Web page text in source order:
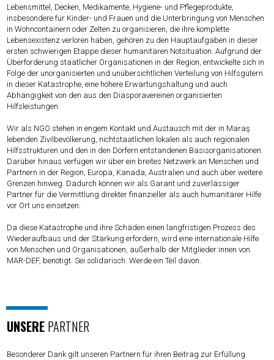
Lebensmittel, Decken, Medikamente, Hygiene- und Pflegeprodukte,
insbesondere für Kinder- und Frauen und die Unterbringung von Menschen
in Wohncontainern oder Zelten zu organisieren, die ihre komplette
Lebensexistenz verloren haben, gehören zu den Hauptaufgaben in dieser
ersten schwierigen Etappe dieser humanitären Notsituation. Aufgrund der
Überforderung staatlicher Organisationen in der Region, entwickelte sich in
Folge der unorganisierten und unübersichtlichen Verteilung von Hilfsgütern
in dieser Katastrophe, eine höhere Erwartungshaltung und auch
Abhängigkeit von den aus den Diasporavereinen organisierten
Hilfsleistungen.
Wir als NGO stehen in engem Kontakt und Austausch mit der in Maraş
lebenden Zivilbevölkerung, nichtstaatlichen lokalen als auch regionalen
Hilfsstrukturen und den in den Dörfern entstandenen Basisorganisationen.
Darüber hinaus verfügen wir über ein breites Netzwerk an Menschen und
Partnern in der Region, Europa, Kanada, Australien und auch über weitere
Grenzen hinweg. Dadurch können wir als Garant und zuverlässiger
Partner für die Vermittlung direkter finanzieller als auch humanitärer Hilfe
vor Ort uns einsetzen.
Da diese Katastrophe und ihre Schäden einen langfristigen Prozess des
Wiederaufbaus und der Stärkung erfordern, wird eine internationale Hilfe
von Menschen und Organisationen, außerhalb der Mitglieder:innen von
MAR-DEF, benötigt. Sei solidarisch. Werde ein Teil davon.
UNSERE PARTNER
Besonderer Dank gilt unseren Partnern für ihren Beitrag zur Erfüllung